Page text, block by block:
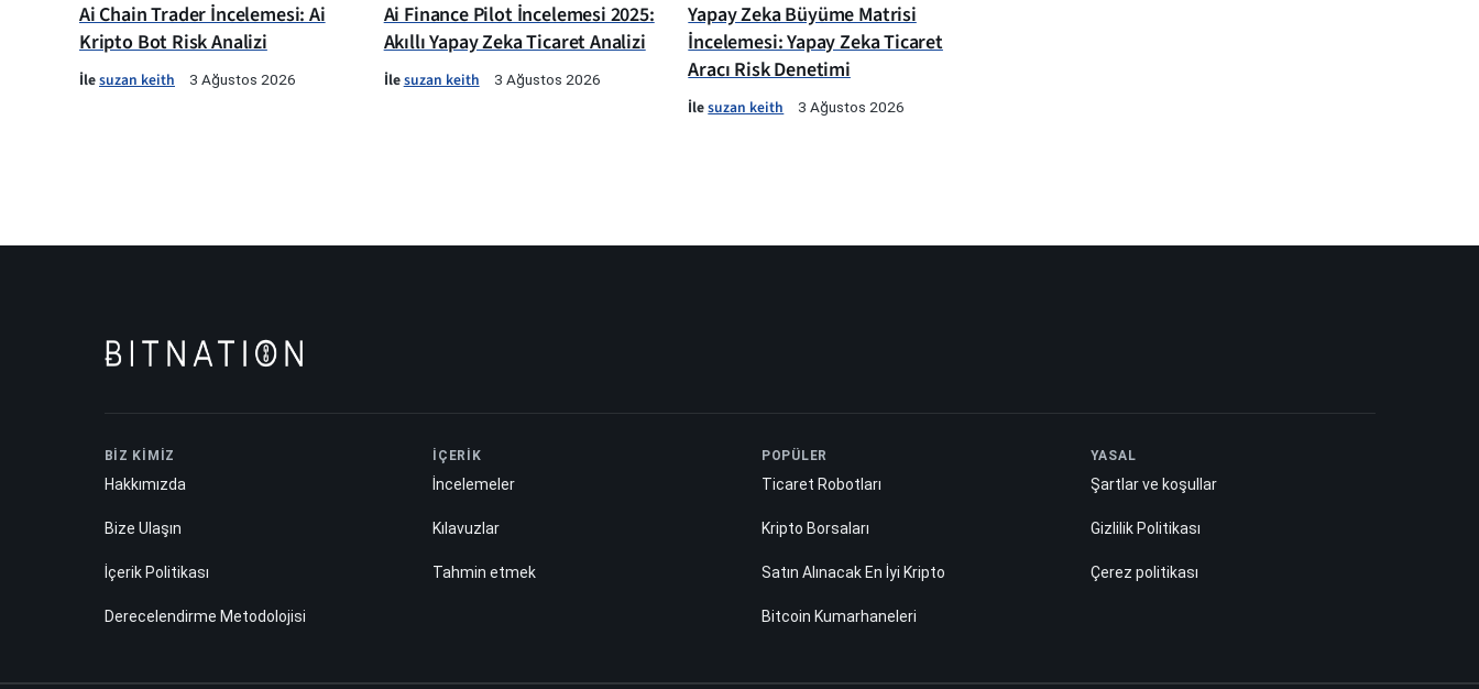
Ai Chain Trader İncelemesi: Ai
Kripto Bot Risk Analizi
İlesuzan keith 3 Ağustos 2026
Ai Finance Pilot İncelemesi 2025:
Akıllı Yapay Zeka Ticaret Analizi
İlesuzan keith 3 Ağustos 2026
Yapay Zeka Büyüme Matrisi
İncelemesi: Yapay Zeka Ticaret
Aracı Risk Denetimi
İlesuzan keith 3 Ağustos 2026
BİZ KİMİZ
Hakkımızda
Bize Ulaşın
İçerik Politikası
Derecelendirme Metodolojisi
İÇERİK
İncelemeler
Kılavuzlar
Tahmin etmek
POPÜLER
Ticaret Robotları
Kripto Borsaları
Satın Alınacak En İyi Kripto
Bitcoin Kumarhaneleri
YASAL
Şartlar ve koşullar
Gizlilik Politikası
Çerez politikası